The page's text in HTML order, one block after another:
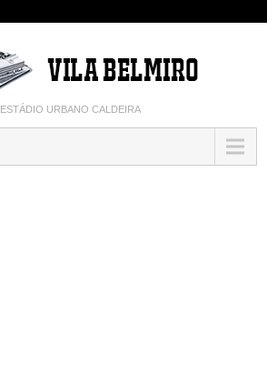
ESTÁDIO URBANO CALDEIRA